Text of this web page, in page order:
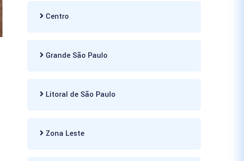
Centro
Grande São Paulo
Litoral de São Paulo
Zona Leste